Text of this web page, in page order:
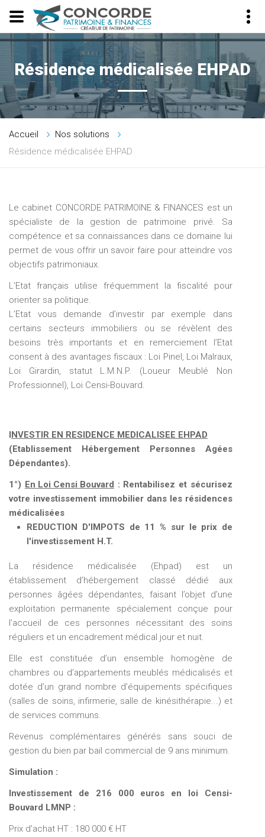
Résidence médicalisée EHPAD
Accueil
Nos solutions
Résidence médicalisée EHPAD
Le cabinet CONCORDE PATRIMOINE & FINANCES est un
spécialiste de la gestion de patrimoine privé. Sa
compétence et sa connaissances dans ce domaine lui
permet de vous offrir un savoir faire pour atteindre vos
objectifs patrimoniaux.
L'Etat français utilise fréquemment la fiscalité pour
orienter sa politique.
L’Etat vous demande d’investir par exemple dans
certains secteurs immobiliers ou se révèlent des
besoins très importants et en remerciement l’Etat
consent à des avantages fiscaux : Loi Pinel, Loi Malraux,
Loi Girardin, statut L.M.N.P. (Loueur Meublé Non
Professionnel), Loi Censi-Bouvard.
INVESTIR EN RESIDENCE MEDICALISEE EHPAD
(Etablissement Hébergement Personnes Agées
Dépendantes).
1°) En Loi Censi Bouvard : Rentabilisez et sécurisez
votre investissement immobilier dans les résidences
médicalisées
REDUCTION D'IMPOTS de 11 % sur le prix de
l'investissement H.T.
La résidence médicalisée (Ehpad) est un
établissement d’hébergement classé dédié aux
personnes âgées dépendantes, faisant l’objet d’une
exploitation permanente spécialement conçue pour
l’accueil de ces personnes nécessitant des soins
réguliers et un encadrement médical jour et nuit.
Elle est constituée d’un ensemble homogène de
chambres ou d’appartements meublés médicalisés et
dotée d’un grand nombre d’équipements spécifiques
(salles de soins, infirmerie, salle de kinésithérapie...) et
de services communs.
Revenus complémentaires générés sans souci de
gestion du bien par bail commercial de 9 ans minimum.
Simulation :
Investissement de 216 000 euros en loi Censi-
Bouvard LMNP :
Prix d'achat HT : 180 000 € HT